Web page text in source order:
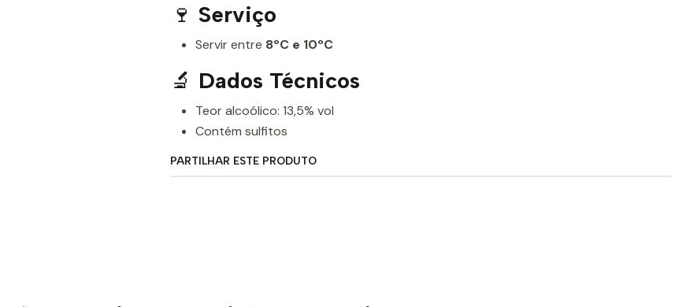
🍷 Serviço
Servir entre 8ºC e 10ºC
🔬 Dados Técnicos
Teor alcoólico: 13,5% vol
Contém sulfitos
PARTILHAR ESTE PRODUTO